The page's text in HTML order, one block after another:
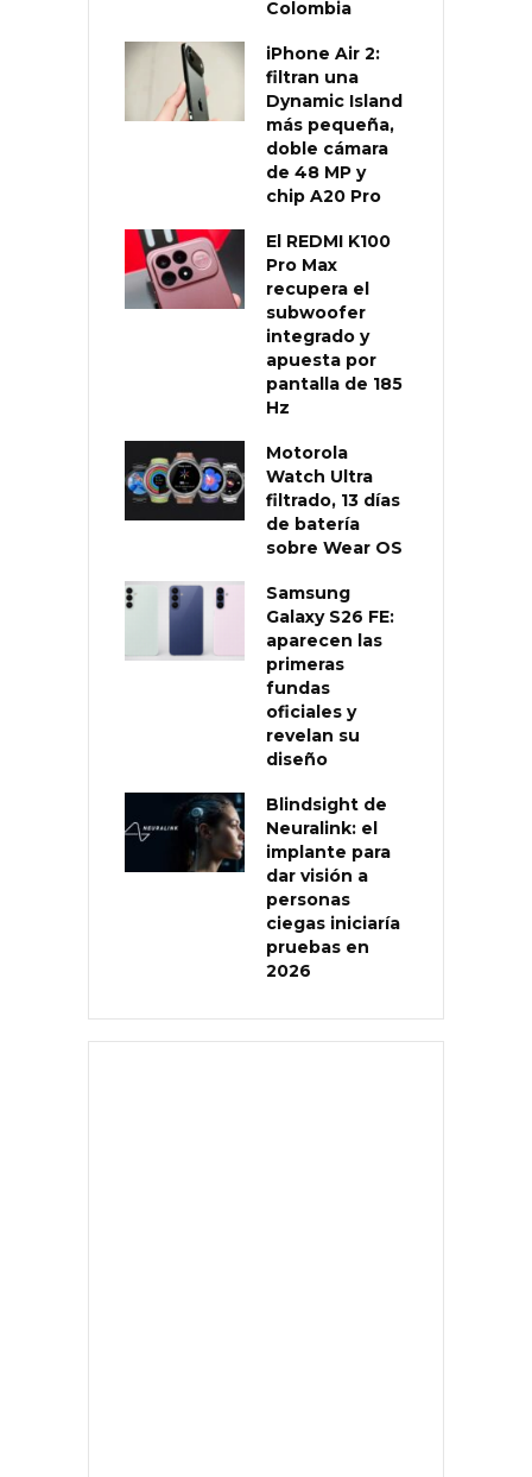
Colombia
iPhone Air 2:
filtran una
Dynamic Island
más pequeña,
doble cámara
de 48 MP y
chip A20 Pro
El REDMI K100
Pro Max
recupera el
subwoofer
integrado y
apuesta por
pantalla de 185
Hz
Motorola
Watch Ultra
filtrado, 13 días
de batería
sobre Wear OS
Samsung
Galaxy S26 FE:
aparecen las
primeras
fundas
oficiales y
revelan su
diseño
Blindsight de
Neuralink: el
implante para
dar visión a
personas
ciegas iniciaría
pruebas en
2026